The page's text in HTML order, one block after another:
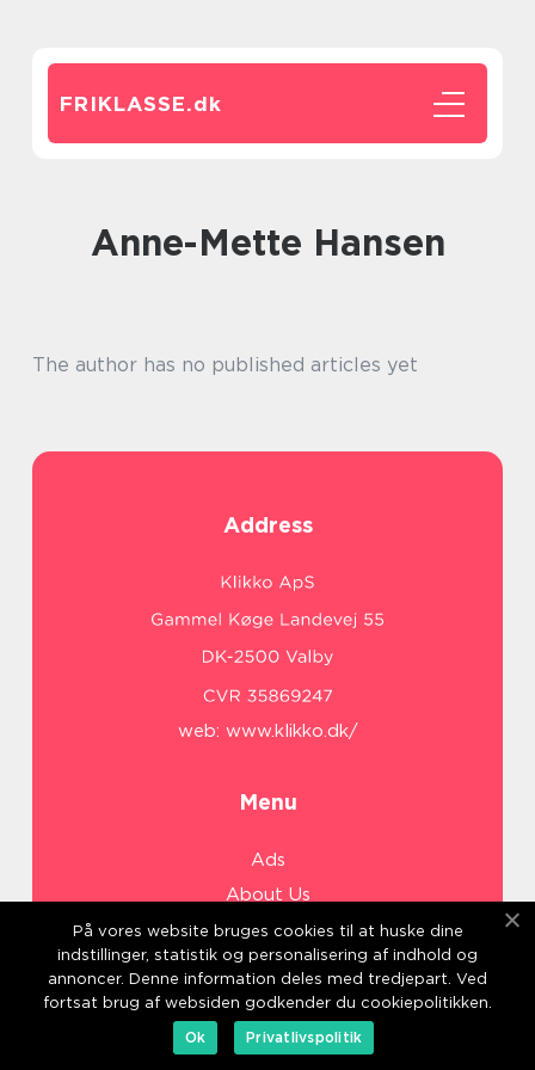
FRIKLASSE.dk
Anne-Mette Hansen
The author has no published articles yet
Address
web: www.klikko.dk/
Menu
Ads
About Us
Cookies
Contact
Sitemap
På vores website bruges cookies til at huske dine
indstillinger, statistik og personalisering af indhold og
annoncer. Denne information deles med tredjepart. Ved
fortsat brug af websiden godkender du cookiepolitikken.
Ok
Privatlivspolitik